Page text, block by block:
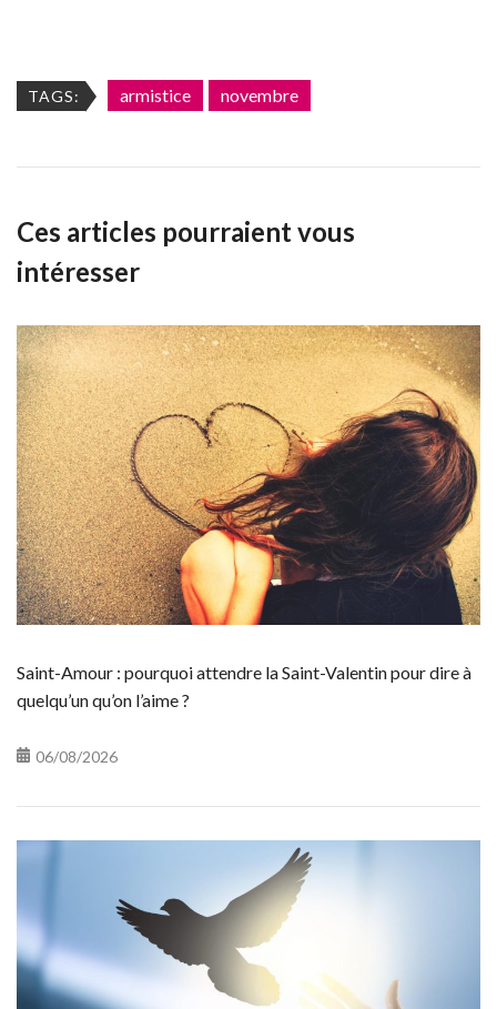
TAGS: armistice novembre
Ces articles pourraient vous
intéresser
Saint-Amour : pourquoi attendre la Saint-Valentin pour dire à
quelqu’un qu’on l’aime ?
06/08/2026